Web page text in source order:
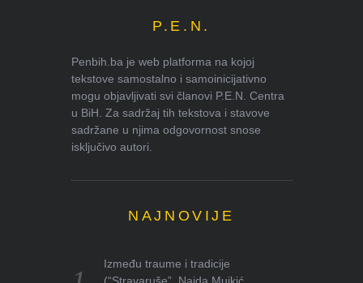
P.E.N.
Penbih.ba je web platforma na kojoj
tekstove samostalno i samoinicijativno
mogu objavljivati svi članovi P.E.N. Centra
u BiH. Za sadržaj tih tekstova i stavove
sadržane u njima odgovornost snose
isključivo autori.
NAJNOVIJE
Između traume i tradicije